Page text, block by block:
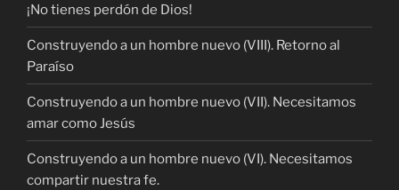
¡No tienes perdón de Dios!
Construyendo a un hombre nuevo (VIII). Retorno al
Paraíso
Construyendo a un hombre nuevo (VII). Necesitamos
amar como Jesús
Construyendo a un hombre nuevo (VI). Necesitamos
compartir nuestra fe.